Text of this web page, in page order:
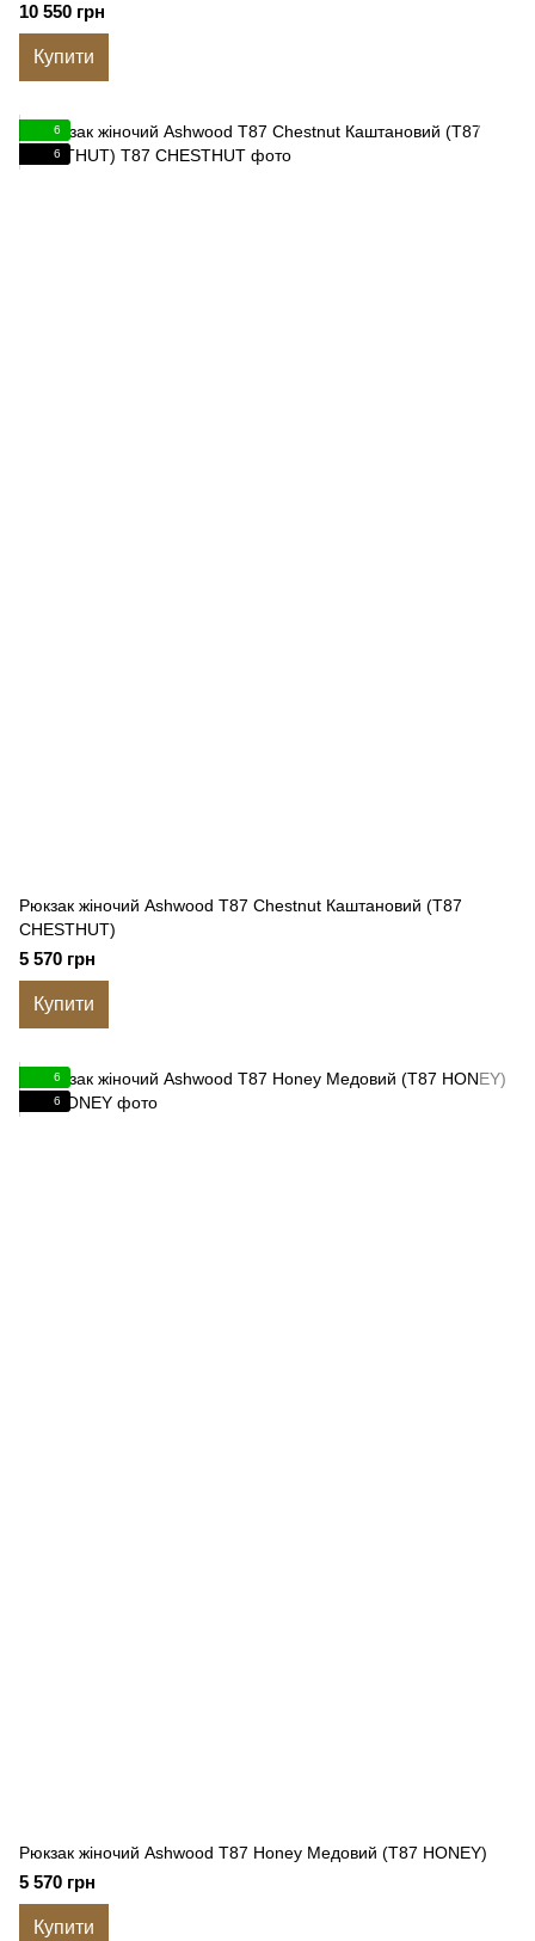
10 550 грн
Купити
6
6
Рюкзак жіночий Ashwood T87 Chestnut Каштановий (T87
CHESTHUT)
5 570 грн
Купити
6
6
Рюкзак жіночий Ashwood T87 Honey Медовий (T87 HONEY)
5 570 грн
Купити